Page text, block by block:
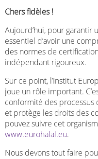
Chers fidèles !
Aujourd’hui, pour garantir
essentiel d’avoir une
des normes de
indépendant rigoureux.
Sur ce point, l’Institut
joue un rôle important.
conformité des
et protège les droits des
pouvez suivre cet
www.eurohalal.eu.
Nous devons tout faire